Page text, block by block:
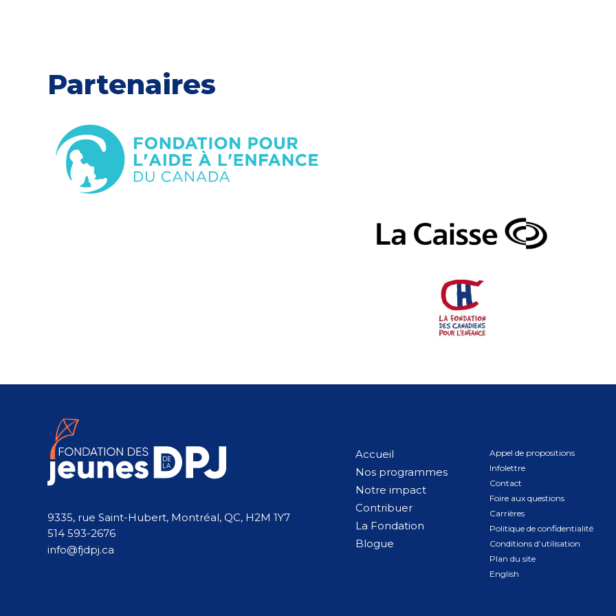
Partenaires
9335, rue Saint-Hubert, Montréal, QC, H2M 1Y7
514 593-2676
info@fjdpj.ca
Accueil
Nos programmes
Notre impact
Contribuer
La Fondation
Blogue
Appel de propositions
Infolettre
Contact
Foire aux questions
Carrières
Politique de confidentialité
Conditions d’utilisation
Plan du site
English